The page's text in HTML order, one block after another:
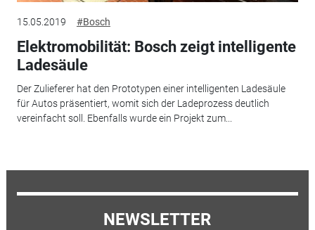
15.05.2019 #Bosch
Elektromobilität: Bosch zeigt intelligente
Ladesäule
Der Zulieferer hat den Prototypen einer intelligenten Ladesäule
für Autos präsentiert, womit sich der Ladeprozess deutlich
vereinfacht soll. Ebenfalls wurde ein Projekt zum...
NEWSLETTER